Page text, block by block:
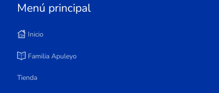
Menú principal
Inicio
Familia Apuleyo
Tienda